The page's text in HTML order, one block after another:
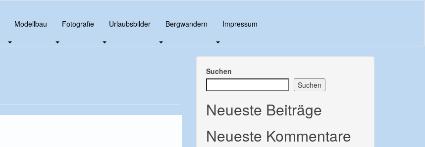
Modellbau Fotografie Urlaubsbilder Bergwandern Impressum
Suchen
Suchen
Neueste Beiträge
Neueste Kommentare